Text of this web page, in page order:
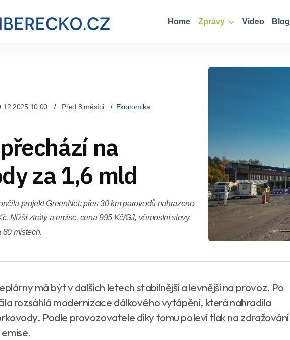
Home Zprávy Video Blog
10:00 Před 8 měsíci Ekonomika
na
za 1,6 mld
projekt GreenNet: přes 30 km parovodů nahrazeno
Nižší ztráty a emise, cena 995 Kč/GJ, věrnostní slevy
80 místech.
má být v dalších letech stabilnější a levnější na provoz. Po
rozsáhlá modernizace dálkového vytápění, která nahradila
Podle provozovatele díky tomu poleví tlak na zdražování